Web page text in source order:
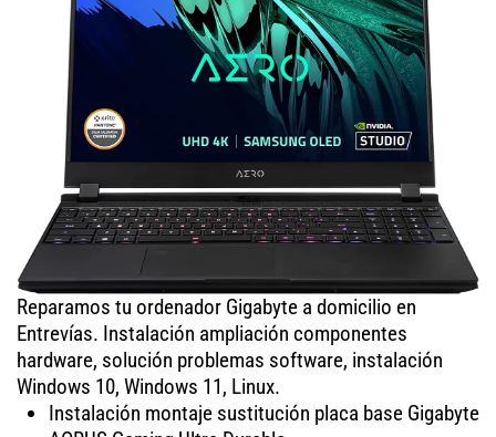
Reparamos tu ordenador Gigabyte a domicilio en
Entrevías. Instalación ampliación componentes
hardware, solución problemas software, instalación
Windows 10, Windows 11, Linux.
Instalación montaje sustitución placa base Gigabyte